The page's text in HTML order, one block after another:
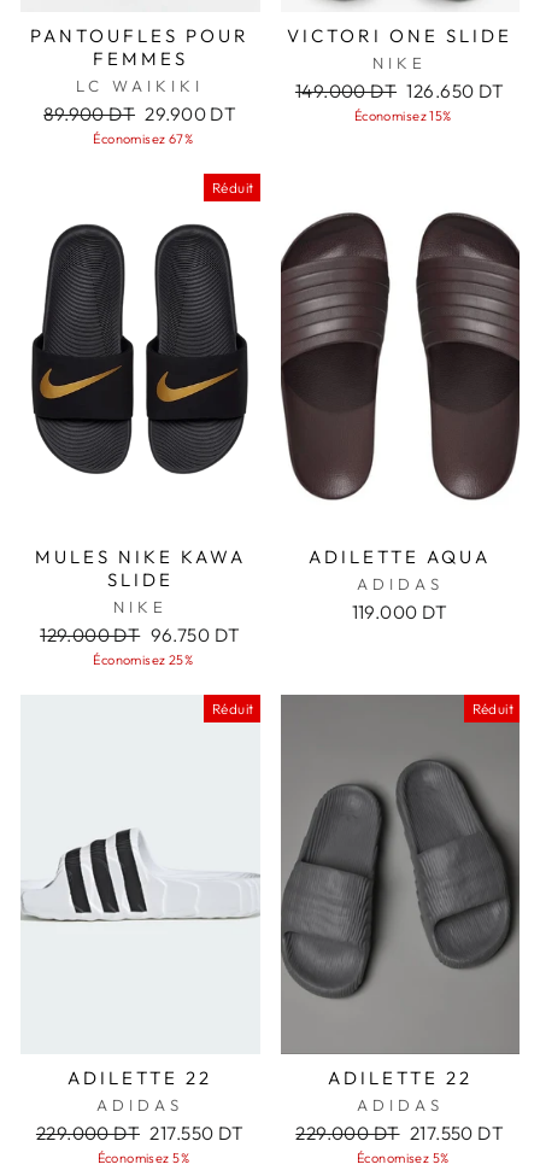
PANTOUFLES POUR
FEMMES
LC WAIKIKI
Prix
régulier
89.900 DT Prix
réduit
29.900 DT
Économisez 67%
VICTORI ONE SLIDE
NIKE
Prix
régulier
149.000 DT Prix
réduit
126.650 DT
Économisez 15%
Réduit
MULES NIKE KAWA
SLIDE
NIKE
Prix
régulier
129.000 DT Prix
réduit
96.750 DT
Économisez 25%
ADILETTE AQUA
ADIDAS
119.000 DT
Réduit
ADILETTE 22
ADIDAS
Prix
régulier
229.000 DT Prix
réduit
217.550 DT
Économisez 5%
Réduit
ADILETTE 22
ADIDAS
Prix
régulier
229.000 DT Prix
réduit
217.550 DT
Économisez 5%